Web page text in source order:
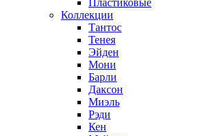
Коллекции
Тантос
Тенея
Эйден
Мони
Барли
Даксон
Миэль
Рэди
Кен